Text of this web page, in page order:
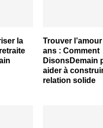
la
Trouver
ans : Comment
DisonsDemain
aider à
relation solide